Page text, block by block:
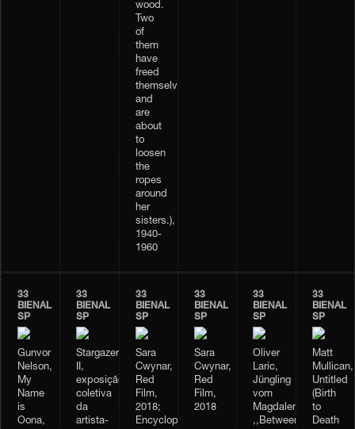
wood.
Two
of
them
have
freed
themselves,
and
are
about
to
loosen
the
ropes
around
her
sisters.),
1940-
1960
33
BIENAL
SP
Gunvor
Nelson,
My
Name
is
Oona,
33
BIENAL
SP
Stargazer
II,
exposição
coletiva
da
artista-
33
BIENAL
SP
Sara
Cwynar,
Red
Film,
2018;
Encyclopedia
33
BIENAL
SP
Sara
Cwynar,
Red
Film,
2018
33
BIENAL
SP
Oliver
Laric,
Jüngling
vom
Magdalensberg;
,,Betweenness”,
33
BIENAL
SP
Matt
Mullican,
Untitled
(Birth
to
Death